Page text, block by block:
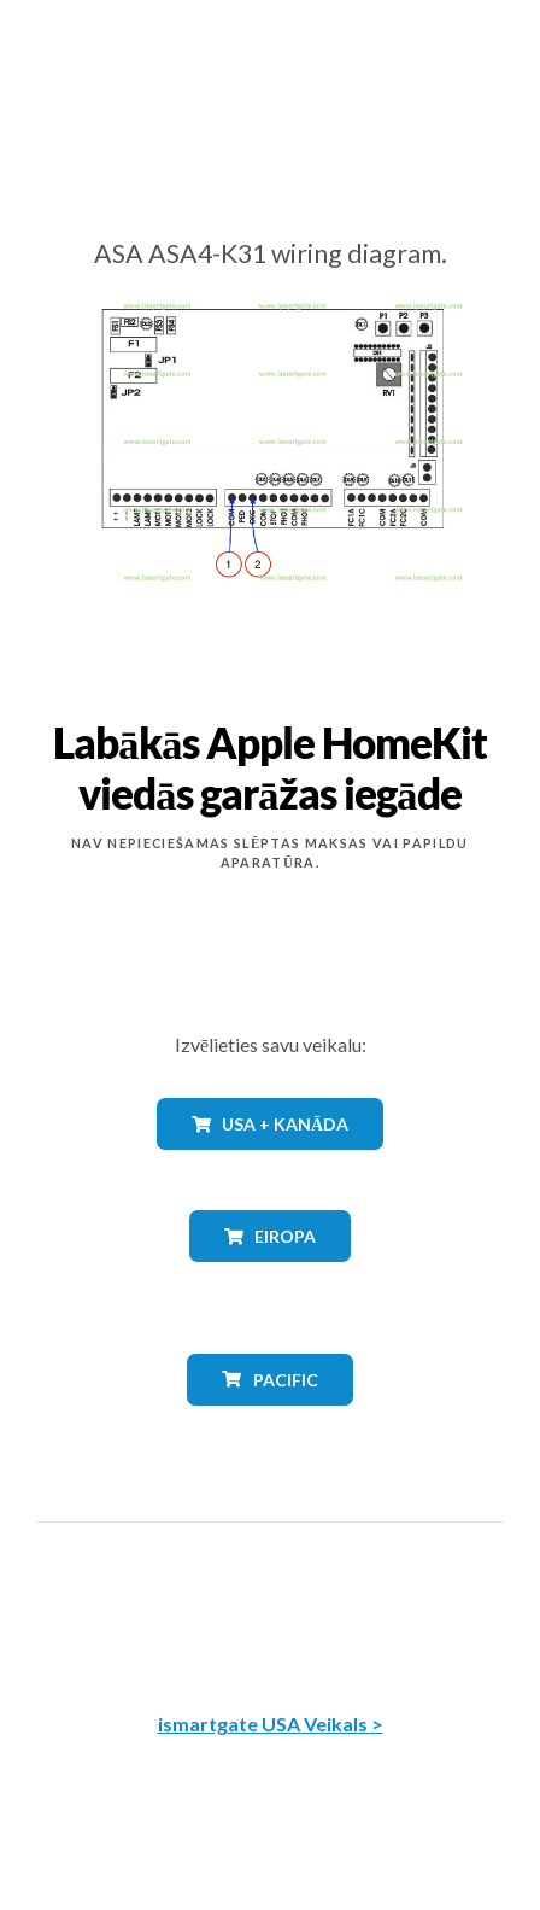
ASA ASA4-K31 wiring diagram.
Labākās Apple HomeKit
viedās garāžas iegāde
NAV NEPIECIEŠAMAS SLĒPTAS MAKSAS VAI PAPILDU
APARATŪRA.
Izvēlieties savu veikalu:
USA + KANĀDA
EIROPA
PACIFIC
ismartgate USA Veikals >